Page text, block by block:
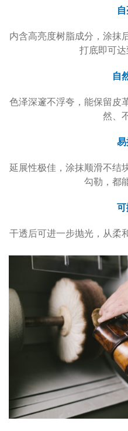
内含高亮度树脂成分，涂抹
打底即可达
自
色泽深邃不浮夸，能保留皮
然、
延展性极佳，涂抹顺滑不结
勾勒，都
干透后可进一步抛光，从柔